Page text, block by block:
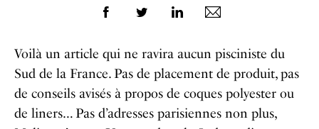
Voilà un article qui ne ravira aucun pisciniste du
Sud de la France. Pas de placement de produit, pas
de conseils avisés à propos de coques polyester ou
de liners… Pas d’adresses parisiennes non plus,